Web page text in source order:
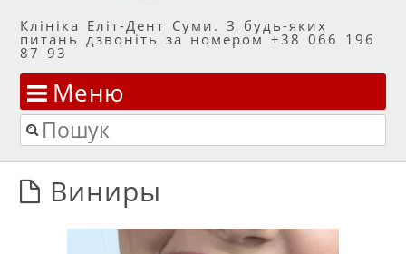
Клініка Еліт-Дент Суми. З будь-яких
питань дзвоніть за номером +38 066 196
87 93
Меню
Перейти до змісту
Пошук
Виниры